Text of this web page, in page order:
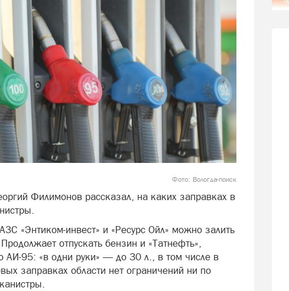
Фото: Вологда-поиск
Филимонов рассказал, на каких заправках в
«Энтиком-инвест» и «Ресурс Ойл» можно залить
отпускать бензин и «Татнефть»,
АИ-95: «в одни руки» — до 30 л., в том числе в
заправках области нет ограничений ни по